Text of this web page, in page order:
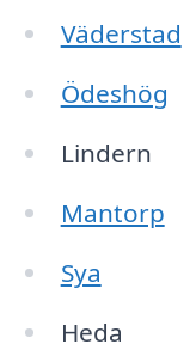
Väderstad
Ödeshög
Lindern
Mantorp
Sya
Heda